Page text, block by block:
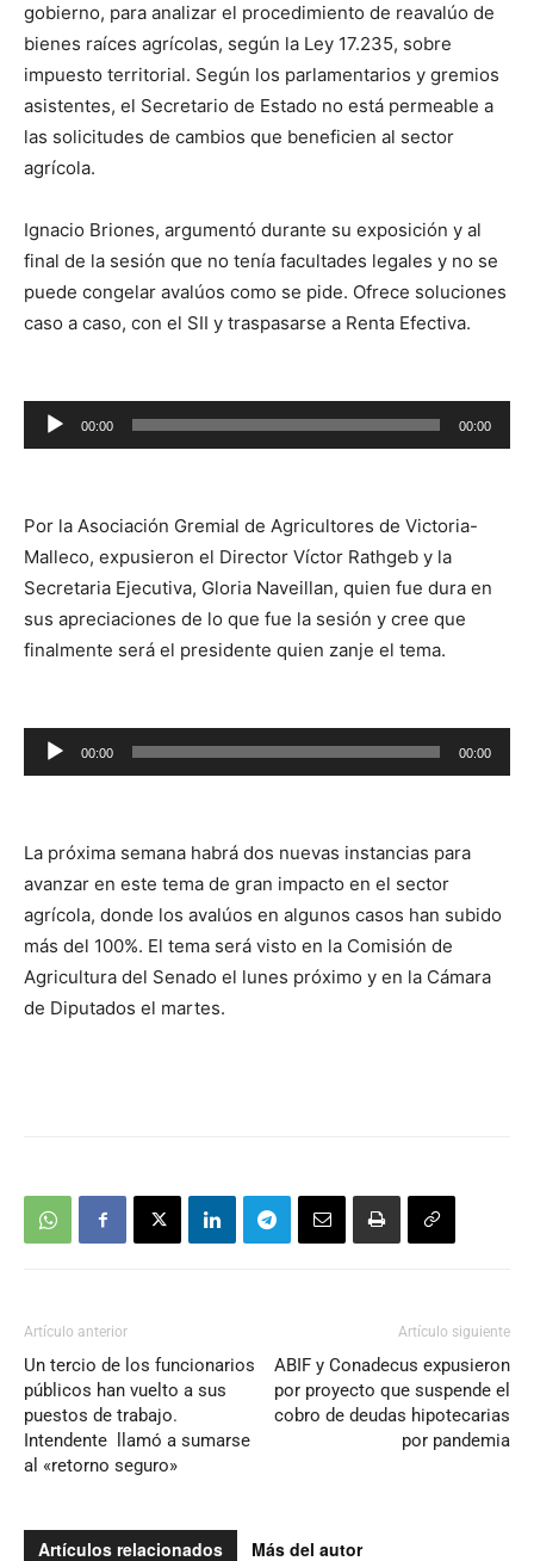
gobierno, para analizar el procedimiento de reavalúo de
bienes raíces agrícolas, según la Ley 17.235, sobre
impuesto territorial. Según los parlamentarios y gremios
asistentes, el Secretario de Estado no está permeable a
las solicitudes de cambios que beneficien al sector
agrícola.
Ignacio Briones, argumentó durante su exposición y al
final de la sesión que no tenía facultades legales y no se
puede congelar avalúos como se pide. Ofrece soluciones
caso a caso, con el SII y traspasarse a Renta Efectiva.
Reproductor
00:00 00:00
Por la Asociación Gremial de Agricultores de Victoria-
Malleco, expusieron el Director Víctor Rathgeb y la
Secretaria Ejecutiva, Gloria Naveillan, quien fue dura en
sus apreciaciones de lo que fue la sesión y cree que
finalmente será el presidente quien zanje el tema.
Reproductor
de
00:00 00:00
La próxima semana habrá dos nuevas instancias para
avanzar en este tema de gran impacto en el sector
agrícola, donde los avalúos en algunos casos han subido
más del 100%. El tema será visto en la Comisión de
Agricultura del Senado el lunes próximo y en la Cámara
de Diputados el martes.
Artículo anterior
Un tercio de los funcionarios
públicos han vuelto a sus
puestos de trabajo.
Intendente llamó a sumarse
al «retorno seguro»
Artículo siguiente
ABIF y Conadecus expusieron
por proyecto que suspende el
cobro de deudas hipotecarias
por pandemia
Artículos relacionados Más del autor